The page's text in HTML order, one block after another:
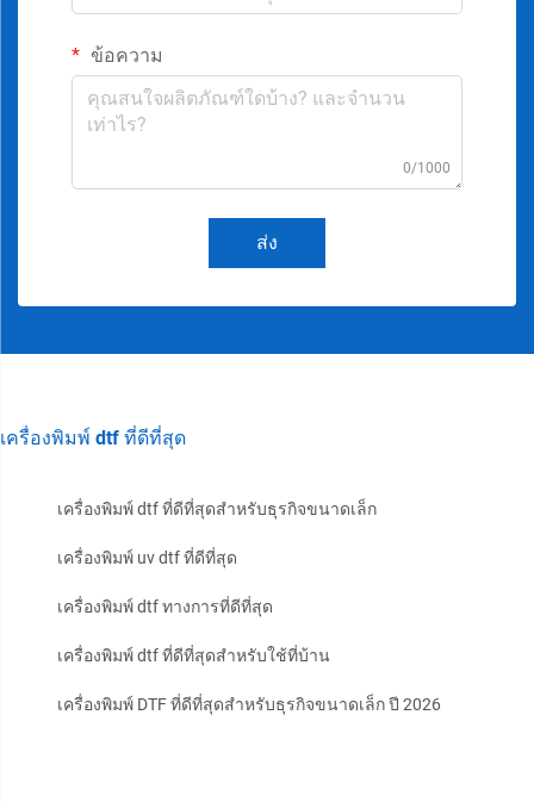
ข้อความ
0/1000
ส่ง
เครื่องพิมพ์ dtf ที่ดีที่สุด
เครื่องพิมพ์ dtf ที่ดีที่สุดสำหรับธุรกิจขนาดเล็ก
เครื่องพิมพ์ uv dtf ที่ดีที่สุด
เครื่องพิมพ์ dtf ทางการที่ดีที่สุด
เครื่องพิมพ์ dtf ที่ดีที่สุดสำหรับใช้ที่บ้าน
เครื่องพิมพ์ DTF ที่ดีที่สุดสำหรับธุรกิจขนาดเล็ก ปี 2026